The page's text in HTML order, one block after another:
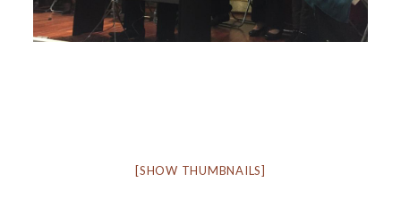
[SHOW THUMBNAILS]